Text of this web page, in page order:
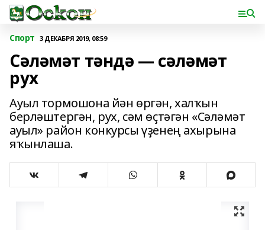
Спорт 3 ДЕКАБРЯ 2019, 08:59
Сәләмәт тәндә — сәләмәт
рух
Ауыл тормошона йән өргән, халҡын
берләштергән, рух, сәм өҫтәгән «Сәләмәт
ауыл» район конкурсы үҙенең ахырына
яҡынлаша.